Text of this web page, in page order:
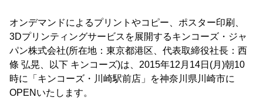
オンデマンドによるプリントやコピー、ポスター印刷、
3Dプリンティングサービスを展開するキンコーズ・ジャ
パン株式会社(所在地：東京都港区、代表取締役社長：西
條 弘晃、以下 キンコーズ)は、2015年12月14日(月)朝10
時に「キンコーズ・川崎駅前店」を神奈川県川崎市に
OPENいたします。